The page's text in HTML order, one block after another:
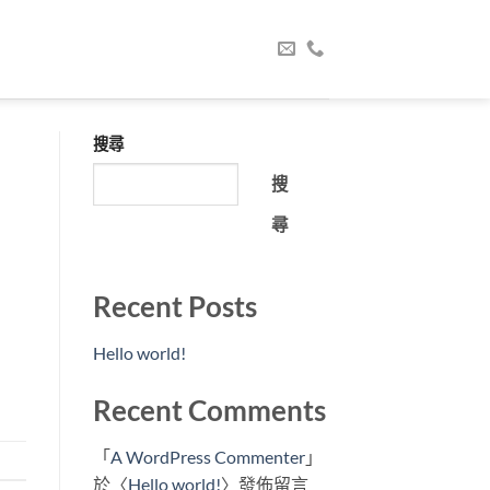
搜尋
搜
尋
Recent Posts
Hello world!
Recent Comments
「A WordPress Commenter」
於〈Hello world!〉發佈留言